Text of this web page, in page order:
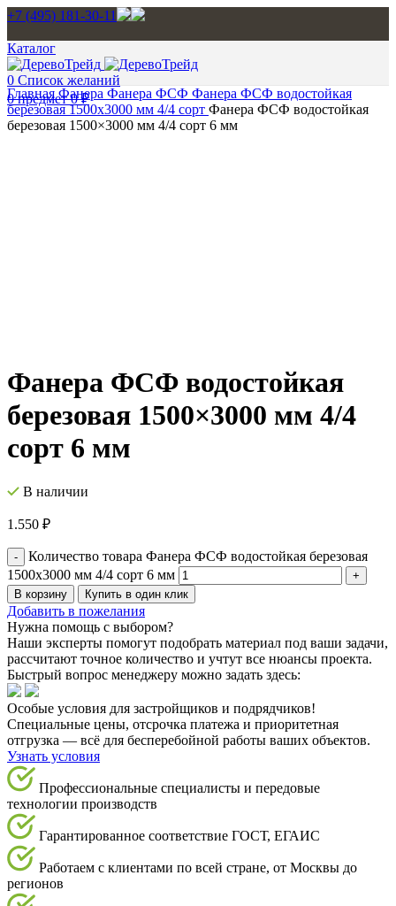
+7 (495) 181-30-11
Каталог
0 Список желаний
0предмет 0₽
ГлавнаяФанера Фанера ФСФ Фанера ФСФ водостойкая
березовая 1500х3000 мм 4/4 сорт Фанера ФСФ водостойкая
березовая 1500×3000 мм 4/4 сорт 6 мм
Фанера ФСФ водостойкая
березовая 1500×3000 мм 4/4
сорт 6 мм
В наличии
1.550 ₽
Количество товара Фанера ФСФ водостойкая березовая
1500x3000 мм 4/4 сорт 6 мм
В корзину Купить в один клик
Добавить в пожелания
Нужна помощь с выбором?
Наши эксперты помогут подобрать материал под ваши задачи,
рассчитают точное количество и учтут все нюансы проекта.
Быстрый вопрос менеджеру можно задать здесь:
Особые условия для застройщиков и подрядчиков!
Специальные цены, отсрочка платежа и приоритетная
отгрузка — всё для бесперебойной работы ваших объектов.
Узнать условия
Профессиональные специалисты и передовые
технологии производств
Гарантированное соответствие ГОСТ, ЕГАИС
Работаем с клиентами по всей стране, от Москвы до
регионов